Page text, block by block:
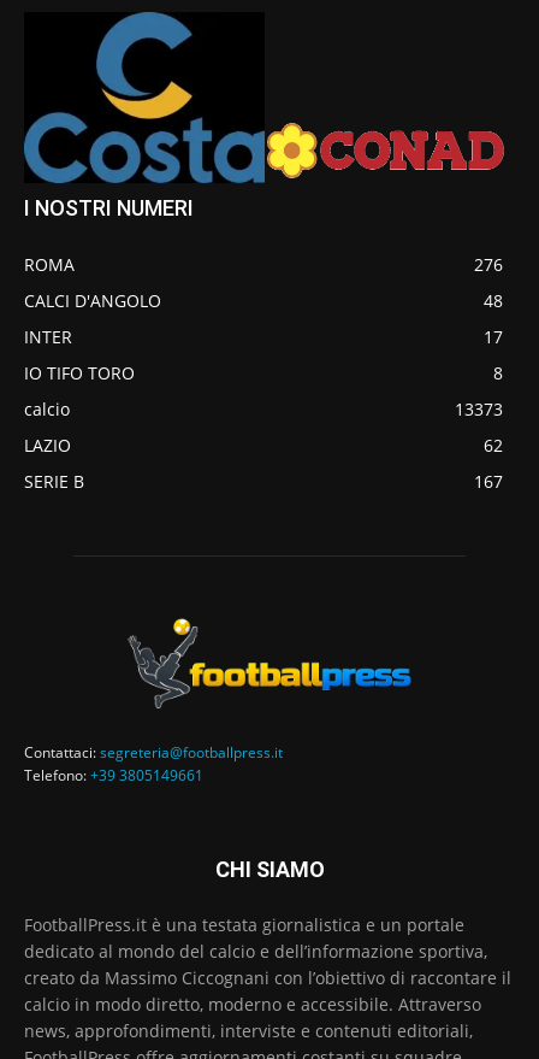
I NOSTRI NUMERI
ROMA
276
CALCI D'ANGOLO
48
INTER
17
IO TIFO TORO
8
calcio
13373
LAZIO
62
SERIE B
167
Contattaci:segreteria@footballpress.it
Telefono:+39 3805149661
CHI SIAMO
FootballPress.it è una testata giornalistica e un portale
dedicato al mondo del calcio e dell’informazione sportiva,
creato da Massimo Ciccognani con l’obiettivo di raccontare il
calcio in modo diretto, moderno e accessibile. Attraverso
news, approfondimenti, interviste e contenuti editoriali,